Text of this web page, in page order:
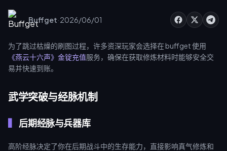
锁。
Buffget·2026/06/01
为了跳过枯燥的刷图过程，许多资深玩家会选择在 buffget 使用
《燕云十六声》金锭充值服务，确保在获取修炼材料时能够安全交
易并快速到账。
武学突破与经脉机制
后期经脉与兵器库
高阶经脉决定了你在后期战斗中的生存能力，直接影响真气修炼和